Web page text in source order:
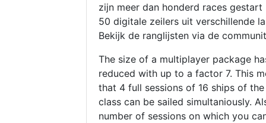
zijn meer dan honderd races gestart
50 digitale zeilers uit verschillende
Bekijk de ranglijsten via de
The size of a multiplayer package
reduced with up to a factor 7. This
that 4 full sessions of 16 ships of
class can be sailed simultaniously.
number of sessions on which you